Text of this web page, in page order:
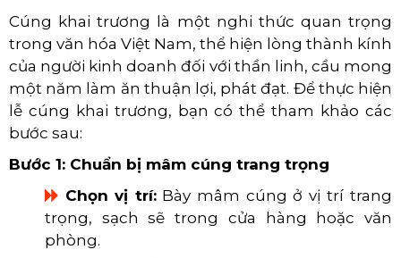
Cúng khai trương là một nghi thức quan trọng
trong văn hóa Việt Nam, thể hiện lòng thành kính
của người kinh doanh đối với thần linh, cầu mong
một năm làm ăn thuận lợi, phát đạt. Để thực hiện
lễ cúng khai trương, bạn có thể tham khảo các
bước sau:
Bước 1: Chuẩn bị mâm cúng trang trọng
Chọn vị trí:Bày mâm cúng ở vị trí trang
trọng, sạch sẽ trong cửa hàng hoặc văn
phòng.